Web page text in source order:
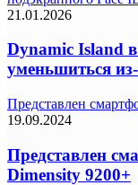
21.01.2026
Dynamic Island
уменьшиться
Представлен
19.09.2024
Представлен
Dimensity 9200+